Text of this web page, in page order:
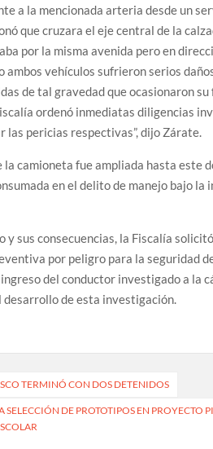
a la mencionada arteria desde un
que cruzara el eje central de la
por la misma avenida pero en
ambos vehículos sufrieron serios
de tal gravedad que ocasionaron
ordenó inmediatas diligencias
pericias respectivas”, dijo Zárate.
camioneta fue ampliada hasta este
en el delito de manejo bajo la
y sus consecuencias, la Fiscalía
por peligro para la seguridad
del conductor investigado a la
de esta investigación.
TERMINÓ CON DOS DETENIDOS
SELECCIÓN DE PROTOTIPOS EN PROYECTO